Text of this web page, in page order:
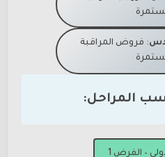
: فروض المراقبة
المراحل:
– الفرض 1